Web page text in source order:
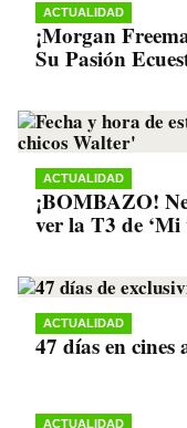
ACTUALIDAD
¡Morgan
Su Pasión
ACTUALIDAD
¡BOMBAZO!
ver la T3 de
ACTUALIDAD
47 días en cines
ACTUALIDAD